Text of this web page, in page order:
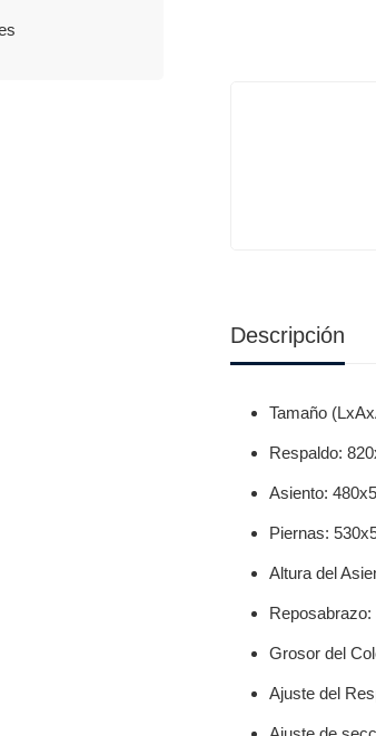
Descripción
Tamaño
Respaldo:
Asiento:
Piernas:
Altura del
Grosor del
Ajuste del